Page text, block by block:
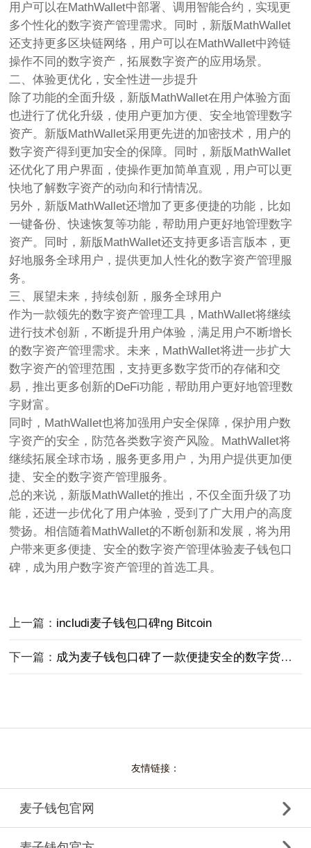
用户可以在MathWallet中部署、调用智能合约，实现更
多个性化的数字资产管理需求。同时，新版MathWallet
还支持更多区块链网络，用户可以在MathWallet中跨链
操作不同的数字资产，拓展数字资产的应用场景。
二、体验更优化，安全性进一步提升
除了功能的全面升级，新版MathWallet在用户体验方面
也进行了优化升级，使用户更加方便、安全地管理数字
资产。新版MathWallet采用更先进的加密技术，用户的
数字资产得到更加安全的保障。同时，新版MathWallet
还优化了用户界面，使操作更加简单直观，用户可以更
快地了解数字资产的动向和行情情况。
另外，新版MathWallet还增加了更多便捷的功能，比如
一键备份、快速恢复等功能，帮助用户更好地管理数字
资产。同时，新版MathWallet还支持更多语言版本，更
好地服务全球用户，提供更加人性化的数字资产管理服
务。
三、展望未来，持续创新，服务全球用户
作为一款领先的数字资产管理工具，MathWallet将继续
进行技术创新，不断提升用户体验，满足用户不断增长
的数字资产管理需求。未来，MathWallet将进一步扩大
数字资产的管理范围，支持更多数字货币的存储和交
易，推出更多创新的DeFi功能，帮助用户更好地管理数
字财富。
同时，MathWallet也将加强用户安全保障，保护用户数
字资产的安全，防范各类数字资产风险。MathWallet将
继续拓展全球市场，服务更多用户，为用户提供更加便
捷、安全的数字资产管理服务。
总的来说，新版MathWallet的推出，不仅全面升级了功
能，还进一步优化了用户体验，受到了广大用户的高度
赞扬。相信随着MathWallet的不断创新和发展，将为用
户带来更多便捷、安全的数字资产管理体验麦子钱包口
碑，成为用户数字资产管理的首选工具。
上一篇： includi麦子钱包口碑ng Bitcoin
下一篇： 成为麦子钱包口碑了一款便捷安全的数字货币管理工具
友情链接：
麦子钱包官网